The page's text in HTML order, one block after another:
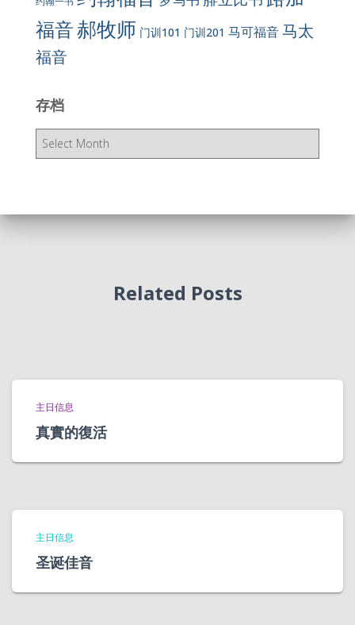
福音郝牧师 门训101 门训201 马可福音马太
福音
存档
存
Related Posts
主日信息
真實的復活
主日信息
圣诞佳音